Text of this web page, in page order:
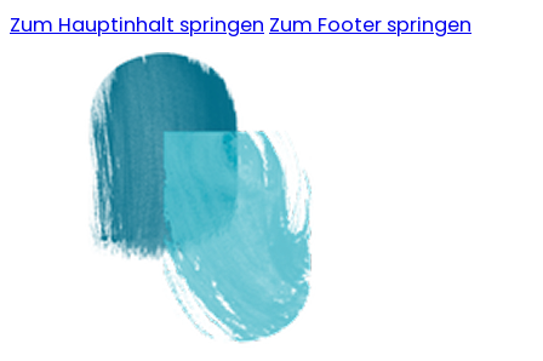
Zum Hauptinhalt springen Zum Footer springen